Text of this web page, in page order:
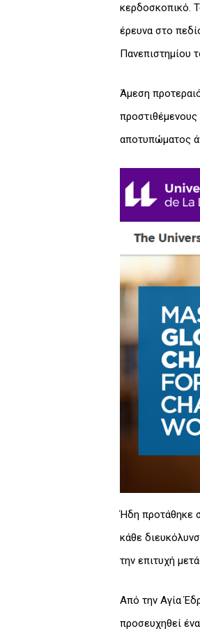
κερδοσκοπικό.
έρευνα στο
Πανεπιστημίου
Άμεση
αποτυπώματος
Ήδη προτάθηκε
κάθε
την επιτυχή
Από την Αγία
προσευχηθεί